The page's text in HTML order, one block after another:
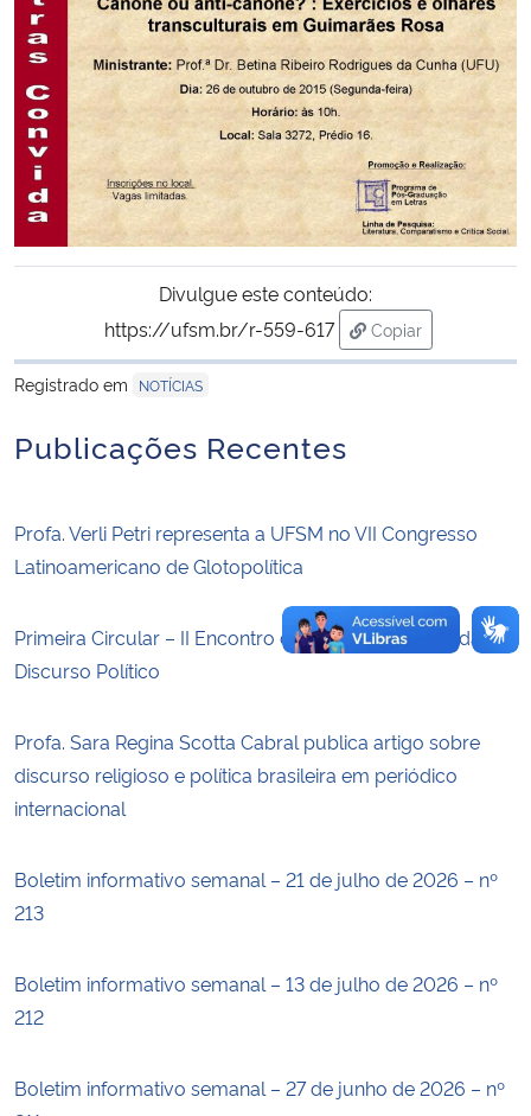
Ministério do Desenvolvimento Regional
Controladoria-Geral da União
Ministério da Mulher, da Família e dos Direitos Humanos
Secretaria-Geral
Planalto
Divulgue este conteúdo:
https://ufsm.br/r-559-617
Copiar
para área de
Registrado em
NOTÍCIAS
Publicações Recentes
Profa. Verli Petri representa a UFSM no VII Congresso
Latinoamericano de Glotopolítica
Primeira Circular – II Encontro de Linguística Aplicada e
Discurso Político
Profa. Sara Regina Scotta Cabral publica artigo sobre
discurso religioso e política brasileira em periódico
internacional
Boletim informativo semanal – 21 de julho de 2026 – nº
213
Boletim informativo semanal – 13 de julho de 2026 – nº
212
Boletim informativo semanal – 27 de junho de 2026 – nº